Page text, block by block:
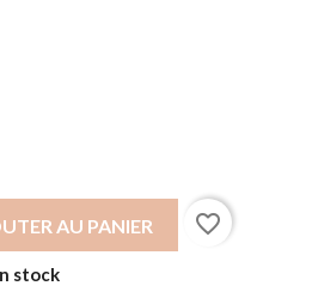
AU PANIER
favorite_border
stock